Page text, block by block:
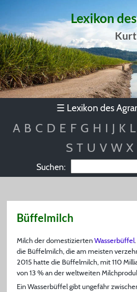
Lexikon
Kurt
☰ Lexikon des
A B C D E F G H I J K L
S T U V W X
Suchen:
Büffelmilch
Milch der domestiziertenWasserbüffel
die Büffelmilch, die am meisten
2015 hatte die Büffelmilch, mit 110
von 13 % an der weltweiten
Ein Wasserbüffel gibt ungefähr